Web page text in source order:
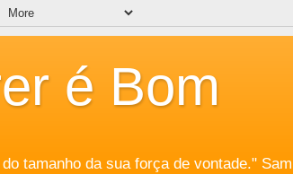
é Bom
tamanho da sua força de vontade."